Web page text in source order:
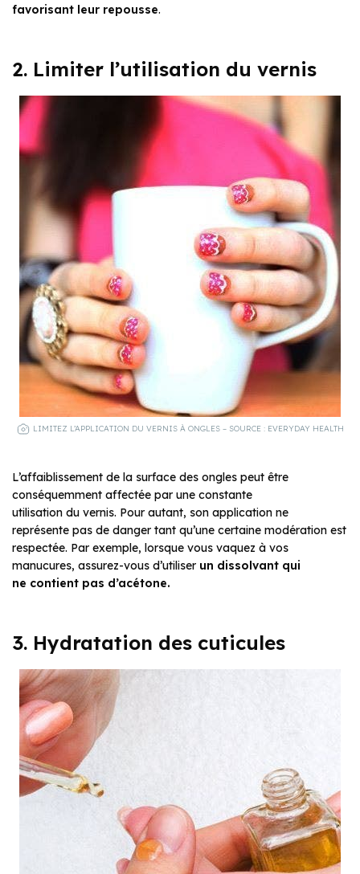
favorisant leur repousse.
2. Limiter l’utilisation du vernis
LIMITEZ L’APPLICATION DU VERNIS À ONGLES – SOURCE : EVERYDAY HEALTH
L’affaiblissement de la surface des ongles peut être
conséquemment affectée par une constante
utilisation du vernis. Pour autant, son application ne
représente pas de danger tant qu’une certaine modération est
respectée. Par exemple, lorsque vous vaquez à vos
manucures, assurez-vous d’utiliser un dissolvant qui
ne contient pas d’acétone.
3. Hydratation des cuticules